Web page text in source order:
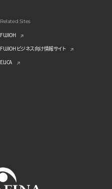
Related Sites
FUJIOH
FUJIOH ビジネス向け情報サイト
ELICA